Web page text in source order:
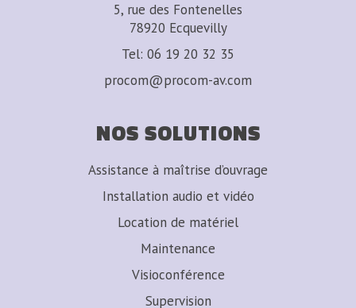
5, rue des Fontenelles
78920 Ecquevilly
Tel: 06 19 20 32 35
procom@procom-av.com
NOS SOLUTIONS
Assistance à maîtrise d’ouvrage
Installation audio et vidéo
Location de matériel
Maintenance
Visioconférence
Supervision